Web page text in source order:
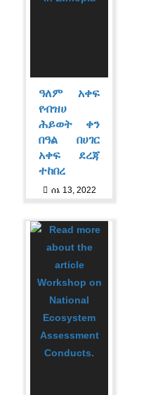
ዓለም አቀፍ
የብዝሀ
ሕይወት ቀን
በዓል በሀገር
አቀፍ ደረጃ
ተከበረ
ሰኔ 13, 2022